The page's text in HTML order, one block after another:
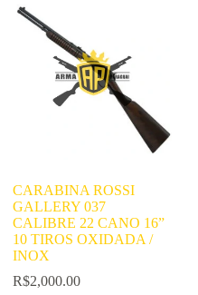
CARABINA ROSSI
GALLERY 037
CALIBRE 22 CANO 16”
10 TIROS OXIDADA /
INOX
R$2,000.00